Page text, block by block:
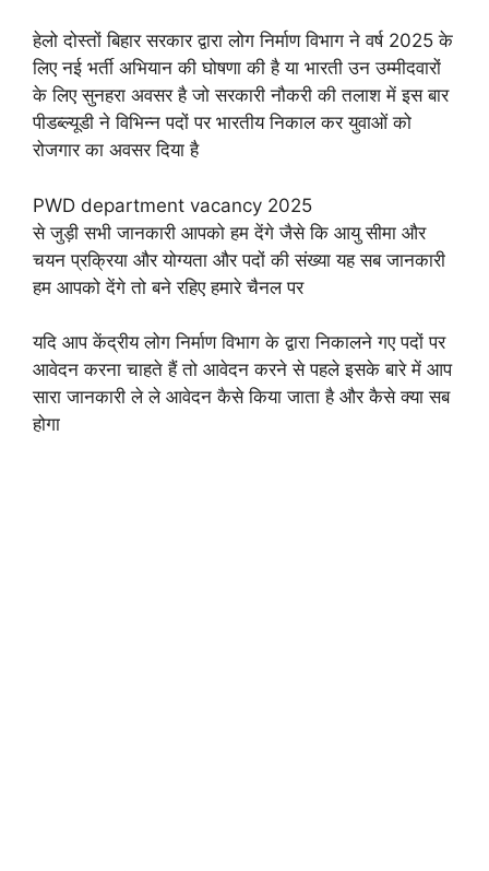
हेलो दोस्तों बिहार सरकार द्वारा लोग निर्माण विभाग ने वर्ष 2025 के
लिए नई भर्ती अभियान की घोषणा की है या भारती उन उम्मीदवारों
के लिए सुनहरा अवसर है जो सरकारी नौकरी की तलाश में इस बार
पीडब्ल्यूडी ने विभिन्न पदों पर भारतीय निकाल कर युवाओं को
रोजगार का अवसर दिया है
PWD department vacancy 2025
से जुड़ी सभी जानकारी आपको हम देंगे जैसे कि आयु सीमा और
चयन प्रक्रिया और योग्यता और पदों की संख्या यह सब जानकारी
हम आपको देंगे तो बने रहिए हमारे चैनल पर
यदि आप केंद्रीय लोग निर्माण विभाग के द्वारा निकालने गए पदों पर
आवेदन करना चाहते हैं तो आवेदन करने से पहले इसके बारे में आप
सारा जानकारी ले ले आवेदन कैसे किया जाता है और कैसे क्या सब
होगा